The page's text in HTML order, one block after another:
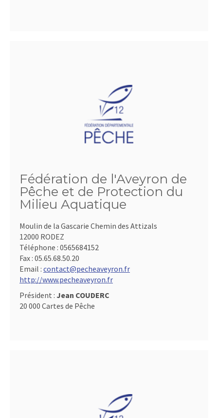
Fédération de l'Aveyron de
Pêche et de Protection du
Milieu Aquatique
Moulin de la Gascarie Chemin des Attizals
12000 RODEZ
Téléphone : 0565684152
Fax : 05.65.68.50.20
Email : contact@pecheaveyron.fr
http://www.pecheaveyron.fr
Président : Jean COUDERC
20 000 Cartes de Pêche